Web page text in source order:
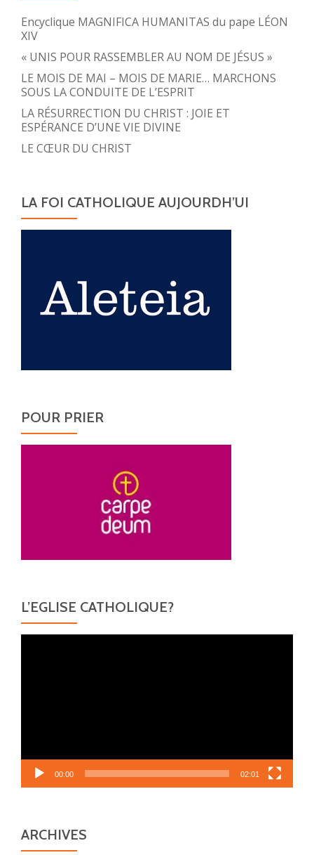
Encyclique MAGNIFICA HUMANITAS du pape LÉON
XIV
« UNIS POUR RASSEMBLER AU NOM DE JÉSUS »
LE MOIS DE MAI – MOIS DE MARIE… MARCHONS
SOUS LA CONDUITE DE L’ESPRIT
LA RÉSURRECTION DU CHRIST : JOIE ET
ESPÉRANCE D’UNE VIE DIVINE
LE CŒUR DU CHRIST
LA FOI CATHOLIQUE AUJOURDH’UI
POUR PRIER
L’EGLISE CATHOLIQUE?
00:00 02:01
ARCHIVES